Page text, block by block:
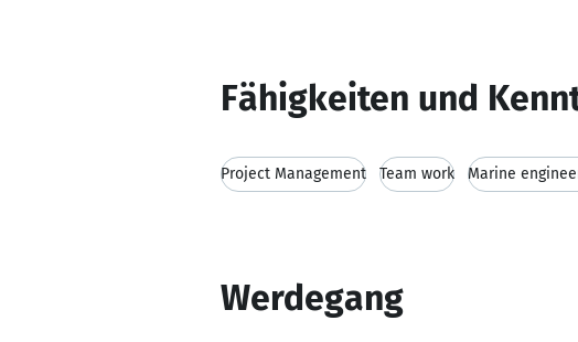
Fähigkeiten und
Project Management Team work Marine
Werdegang